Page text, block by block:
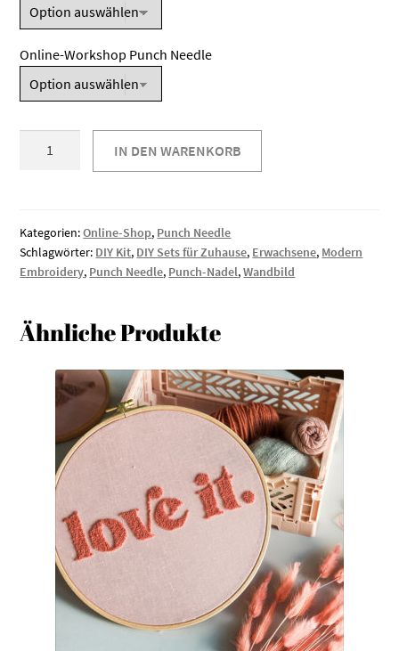
Online-Workshop Punch Needle
-
Animal
Print
Jaguar
Menge
IN DEN WARENKORB
Kategorien:Online-Shop, Punch Needle
Schlagwörter: DIY Kit, DIY Sets für Zuhause, Erwachsene, Modern
Embroidery, Punch Needle, Punch-Nadel,Wandbild
Ähnliche Produkte